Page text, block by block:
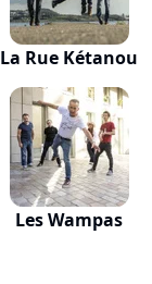
La Rue Kétanou
Les Wampas